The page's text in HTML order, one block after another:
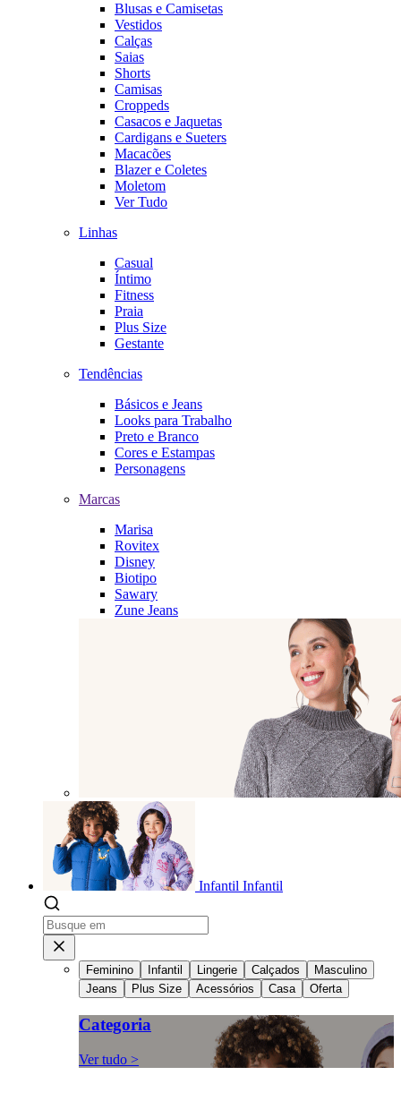
Blusas e Camisetas
Vestidos
Calças
Saias
Shorts
Camisas
Croppeds
Casacos e Jaquetas
Cardigans e Sueters
Macacões
Blazer e Coletes
Moletom
Ver Tudo
Linhas
Casual
Íntimo
Fitness
Praia
Plus Size
Gestante
Tendências
Básicos e Jeans
Looks para Trabalho
Preto e Branco
Cores e Estampas
Personagens
Marcas
Marisa
Rovitex
Disney
Biotipo
Sawary
Zune Jeans
Infantil Infantil
Feminino Infantil Lingerie Calçados
Masculino
Jeans
Plus Size Acessórios Casa Oferta
Categoria
Ver tudo >